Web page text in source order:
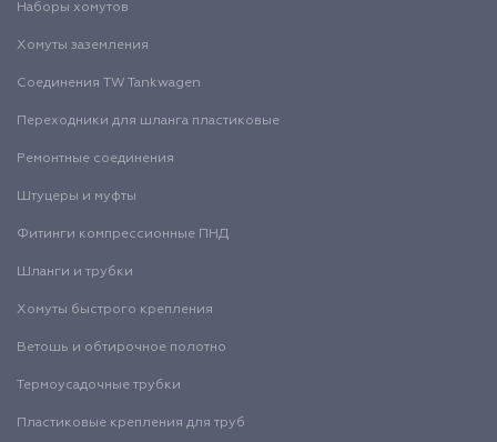
Наборы хомутов
Хомуты заземления
Соединения TW Tankwagen
Переходники для шланга пластиковые
Ремонтные соединения
Штуцеры и муфты
Фитинги компрессионные ПНД
Шланги и трубки
Хомуты быстрого крепления
Ветошь и обтирочное полотно
Термоусадочные трубки
Пластиковые крепления для труб